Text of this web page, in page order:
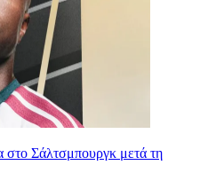
Σάλτσμπουργκ μετά τη